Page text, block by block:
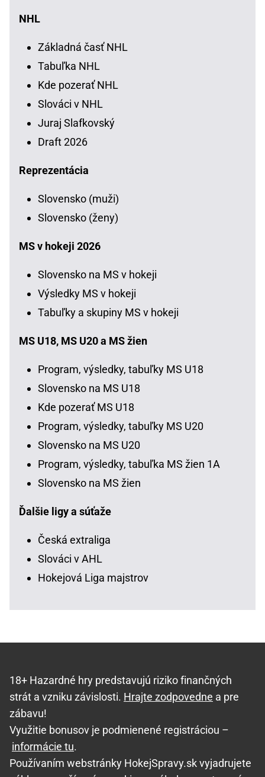
NHL
Základná časť NHL
Tabuľka NHL
Kde pozerať NHL
Slováci v NHL
Juraj Slafkovský
Draft 2026
Reprezentácia
Slovensko (muži)
Slovensko (ženy)
MS v hokeji 2026
Slovensko na MS v hokeji
Výsledky MS v hokeji
Tabuľky a skupiny MS v hokeji
MS U18, MS U20 a MS žien
Program, výsledky, tabuľky MS U18
Slovensko na MS U18
Kde pozerať MS U18
Program, výsledky, tabuľky MS U20
Slovensko na MS U20
Program, výsledky, tabuľka MS žien 1A
Slovensko na MS žien
Ďalšie ligy a súťaže
Česká extraliga
Slováci v AHL
Hokejová Liga majstrov
18+ Hazardné hry predstavujú riziko finančných
strát a vzniku závislosti. Hrajte zodpovedne a pre
zábavu!
Využitie bonusov je podmienené registráciou –
informácie tu.
Používaním webstránky HokejSpravy.sk vyjadrujete